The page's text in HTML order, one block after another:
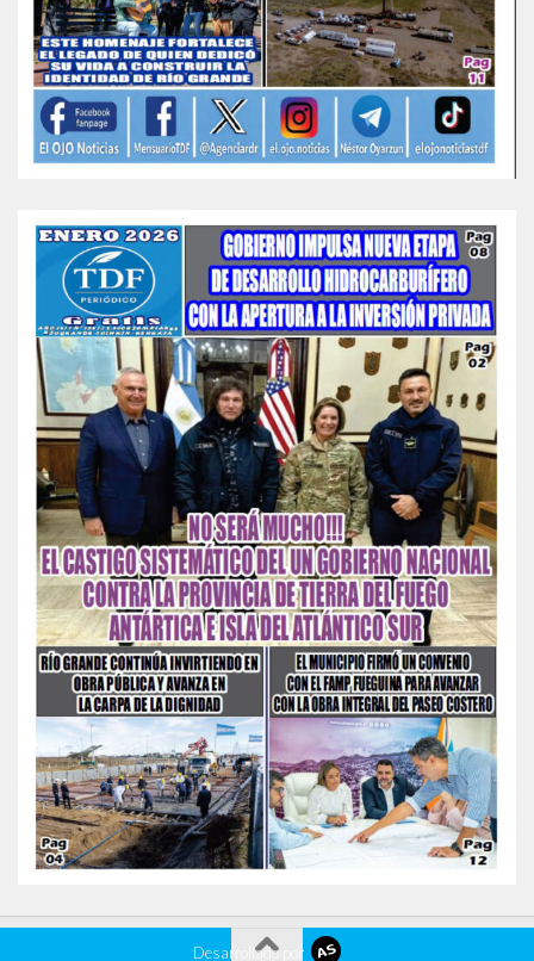
Desarrollado por